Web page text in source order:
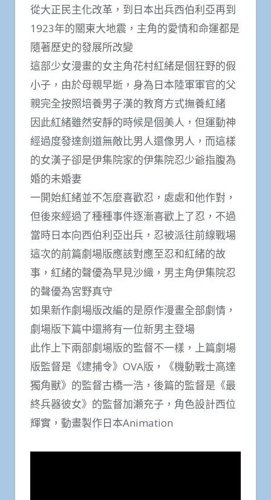
從大正民主化改革，到日本出兵西伯利亞再到
1923年的關東大地震，主角的愛情和命運都是
隨著歷史的發展所改變
這部少女漫畫的女主角花村紅緒是個狂野的假
小子，由於母親早逝，身為日本陸軍軍官的父
親完全按照培養男子漢的教育方式撫養紅緒
因此紅緒雖然安靜的時候是個美人，但運動神
經過度發達劍道無敵比男人還像男人，而這樣
的女漢子卻是伊集院家的伊集院忍少爺指腹為
婚的未婚妻
一開始紅緒並不怎麼喜歡忍，處處和他作對，
但後來經過了種種事件逐漸喜歡上了忍，不過
當時日本向西伯利亞出兵，忍被派往前線戰場
這次的前篇劇場版應該對應至忍和紅緒的故
事，紅緒的聲優為早見沙織，男主角伊集院忍
的聲優為宮野真守
如果新作劇場版改編的是原作漫畫全部劇情，
劇場版下篇中還將有一位新男主登場
此作上下兩部劇場版的監督不一樣，上篇劇場
版監督是《逮捕令》OVA版，《機動戰士高達
獨角獸》的監督古橋一浩，後篇的監督是《最
終兵器彼女》的監督加瀬充子，角色設計西位
輝實，動畫製作日本Animation